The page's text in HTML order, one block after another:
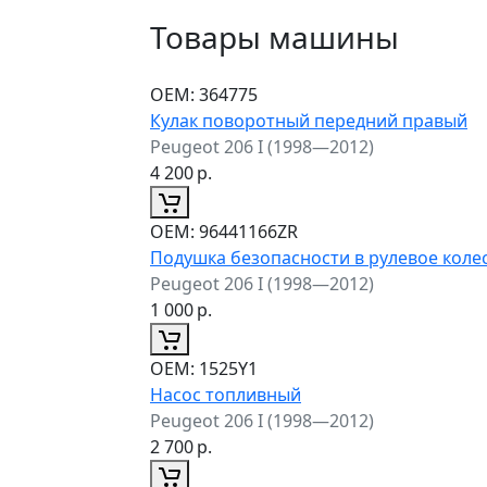
Товары машины
ОЕМ: 364775
Кулак поворотный передний правый
Peugeot 206 I (1998—2012)
4 200р.
ОЕМ: 96441166ZR
Подушка безопасности в рулевое
Peugeot 206 I (1998—2012)
1 000р.
ОЕМ: 1525Y1
Насос топливный
Peugeot 206 I (1998—2012)
2 700р.